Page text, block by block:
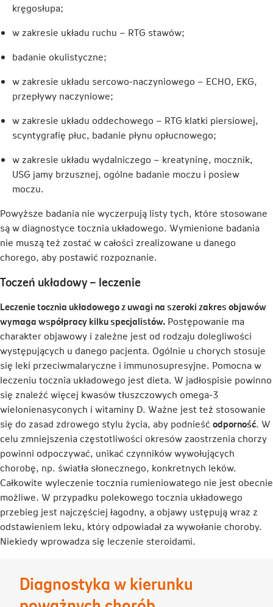
kręgosłupa;
w zakresie układu ruchu – RTG stawów;
badanie okulistyczne;
w zakresie układu sercowo-naczyniowego – ECHO, EKG,
przepływy naczyniowe;
w zakresie układu oddechowego – RTG klatki piersiowej,
scyntygrafię płuc, badanie płynu opłucnowego;
w zakresie układu wydalniczego – kreatyninę, mocznik,
USG jamy brzusznej, ogólne badanie moczu i posiew
moczu.
Powyższe badania nie wyczerpują listy tych, które stosowane
są w diagnostyce tocznia układowego. Wymienione badania
nie muszą też zostać w całości zrealizowane u danego
chorego, aby postawić rozpoznanie.
Toczeń układowy – leczenie
Leczenie tocznia układowego z uwagi na szeroki zakres objawów
wymaga współpracy kilku specjalistów. Postępowanie ma
charakter objawowy i zależne jest od rodzaju dolegliwości
występujących u danego pacjenta. Ogólnie u chorych stosuje
się leki przeciwmalaryczne i immunosupresyjne. Pomocna w
leczeniu tocznia układowego jest dieta. W jadłospisie powinno
się znaleźć więcej kwasów tłuszczowych omega-3
wielonienasyconych i witaminy D. Ważne jest też stosowanie
się do zasad zdrowego stylu życia, aby podnieść odporność. W
celu zmniejszenia częstotliwości okresów zaostrzenia chorzy
powinni odpoczywać, unikać czynników wywołujących
chorobę, np. światła słonecznego, konkretnych leków.
Całkowite wyleczenie tocznia rumieniowatego nie jest obecnie
możliwe. W przypadku polekowego tocznia układowego
przebieg jest najczęściej łagodny, a objawy ustępują wraz z
odstawieniem leku, który odpowiadał za wywołanie choroby.
Niekiedy wprowadza się leczenie steroidami.
Diagnostyka w kierunku